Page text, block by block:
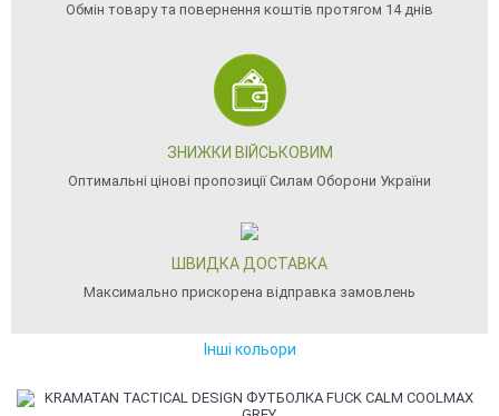
Обмін товару та повернення коштів протягом 14 днів
ЗНИЖКИ ВІЙСЬКОВИМ
Оптимальні цінові пропозиції Силам Оборони України
ШВИДКА ДОСТАВКА
Максимально прискорена відправка замовлень
Інші кольори